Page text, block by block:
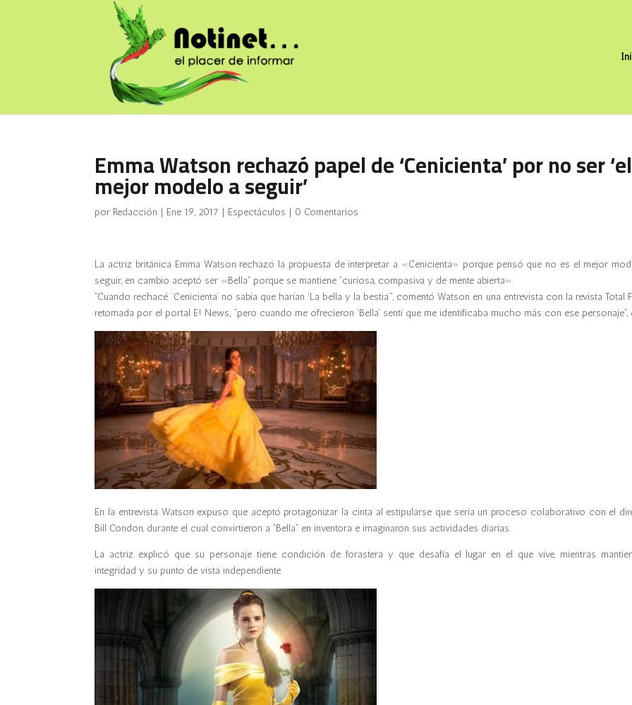
Emma Watson rechazó papel de ‘Cenicienta’ por no ser ‘el
mejor modelo a seguir’
por Redacción | Ene 19, 2017 | Espectáculos | 0 Comentarios
La actriz británica Emma Watson rechazó la propuesta de interpretar a «Cenicienta» porque pensó que no es el mejor
seguir, en cambio aceptó ser «Bella” porque se mantiene “curiosa, compasiva y de mente abierta».
“Cuando rechacé ‘Cenicienta’ no sabía que harían ‘La bella y la bestia’”, comentó Watson en una entrevista con la revista Total
retomada por el portal E! News; “pero cuando me ofrecieron ‘Bella’ sentí que me identificaba mucho más con ese personaje”,
En la entrevista Watson expuso que aceptó protagonizar la cinta al estipularse que sería un proceso colaborativo con el
Bill Condon, durante el cual convirtieron a “Bella” en inventora e imaginaron sus actividades diarias.
La actriz explicó que su personaje tiene condición de forastera y que desafía el lugar en el que vive, mientras
integridad y su punto de vista independiente.